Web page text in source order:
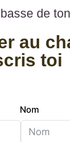
de
au
toi
Nom